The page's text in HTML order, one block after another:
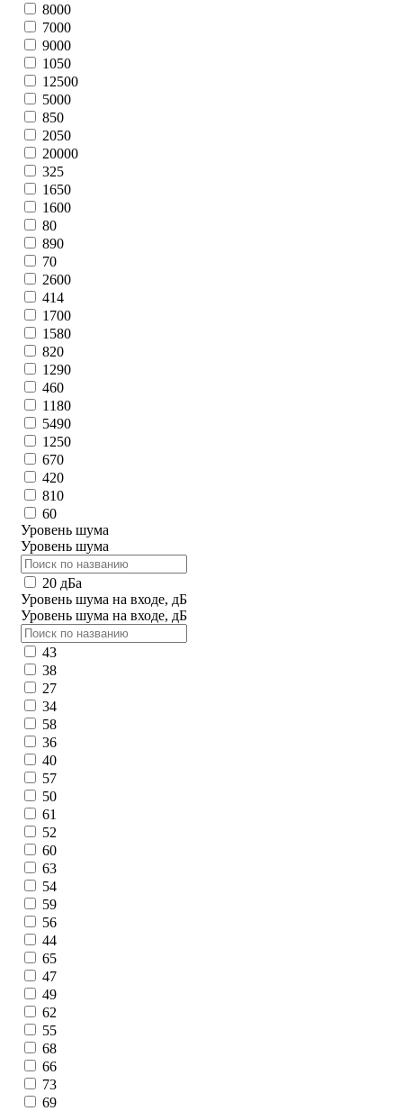
8000
7000
9000
1050
12500
5000
850
2050
20000
325
1650
1600
80
890
70
2600
414
1700
1580
820
1290
460
1180
5490
1250
670
420
810
60
Уровень шума
Уровень шума
20 дБа
Уровень шума на входе, дБ
Уровень шума на входе, дБ
43
38
27
34
58
36
40
57
50
61
52
60
63
54
59
56
44
65
47
49
62
55
68
66
73
69